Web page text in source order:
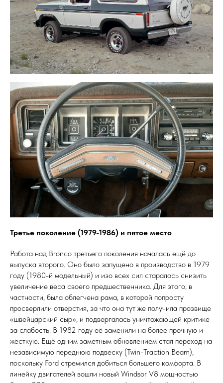
Третье поколение (1979-1986) и пятое место
Работа над Bronco третьего поколения началась ещё до
выпуска второго. Оно было запущено в производство в 1979
году (1980-й модельный) и изо всех сил старалось снизить
увеличение веса своего предшественника. Для этого, в
частности, была облегчена рама, в которой попросту
просверлили отверстия, за что она тут же получила прозвище
«швейцарский сыр», и подвергалась уничтожающей критике
за слабость. В 1982 году её заменили на более прочную и
жёсткую. Ещё одним заметным обновлением стал переход на
независимую переднюю подвеску (Twin-Traction Beam),
поскольку Ford стремился добиться большего комфорта. В
линейку двигателей вошли новый Windsor V8 мощностью